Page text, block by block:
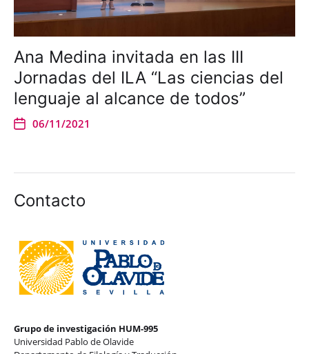
Ana Medina invitada en las III
Jornadas del ILA “Las ciencias del
lenguaje al alcance de todos”
06/11/2021
Contacto
Grupo de investigación HUM-995
Universidad Pablo de Olavide